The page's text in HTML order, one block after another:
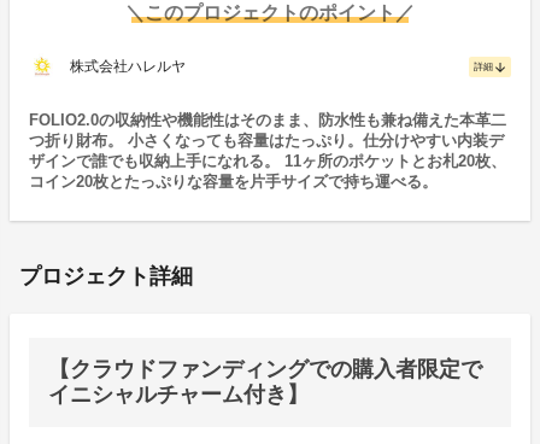
＼このプロジェクトのポイント／
株式会社ハレルヤ 詳細 arrow_downward
FOLIO2.0の収納性や機能性はそのまま、防水性も兼ね備えた本革二
つ折り財布。 小さくなっても容量はたっぷり。仕分けやすい内装デ
ザインで誰でも収納上手になれる。 11ヶ所のポケットとお札20枚、
コイン20枚とたっぷりな容量を片手サイズで持ち運べる。
プロジェクト詳細
【クラウドファンディングでの購入者限定で
イニシャルチャーム付き】